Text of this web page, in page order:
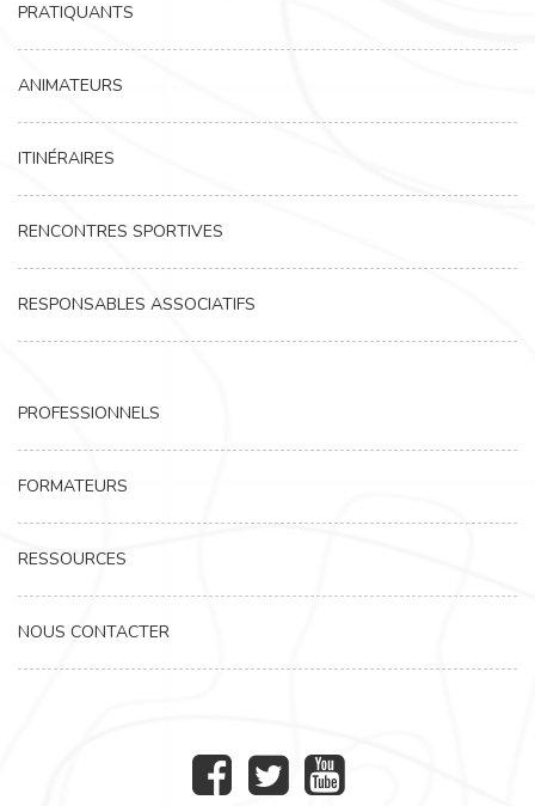
PRATIQUANTS
ANIMATEURS
ITINÉRAIRES
RENCONTRES SPORTIVES
RESPONSABLES ASSOCIATIFS
PROFESSIONNELS
FORMATEURS
RESSOURCES
NOUS CONTACTER